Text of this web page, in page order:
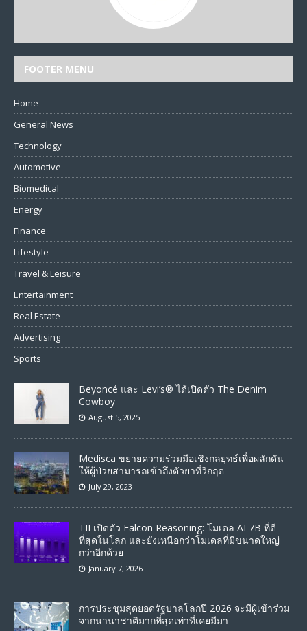
FOOTER MENU
Home
General News
Technology
Automotive
Biomedical
Energy
Finance
Lifestyle
Travel & Leisure
Entertainment
Real Estate
Advertising
Sports
Beyoncé และ Levi’s® ได้เปิดตัว The Denim
Cowboy
August 5, 2025
Medisca ขยายความร่วมมือเชิงกลยุทธ์เพื่อผลักดัน
ให้ผู้ป่วยสามารถเข้าถึงตัวยาที่วิกฤต
July 29, 2023
TII เปิดตัว Falcon Reasoning: โมเดล AI 7B ที่ดี
ที่สุดในโลก และยังเหนือกว่าโมเดลที่มีขนาดใหญ่
กว่าอีกด้วย
January 7, 2026
การประชุมสุดยอดรัฐบาลโลกปี 2026 จะมีผู้เข้าร่วม
จากนานาชาติมากที่สุดเท่าที่เคยมีมา